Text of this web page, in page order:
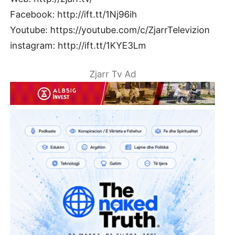
Facebook: http://ift.tt/1Nj96ih
Youtube: https://youtube.com/c/ZjarrTelevizion
instagram: http://ift.tt/1KYE3Lm
Zjarr Tv Ad